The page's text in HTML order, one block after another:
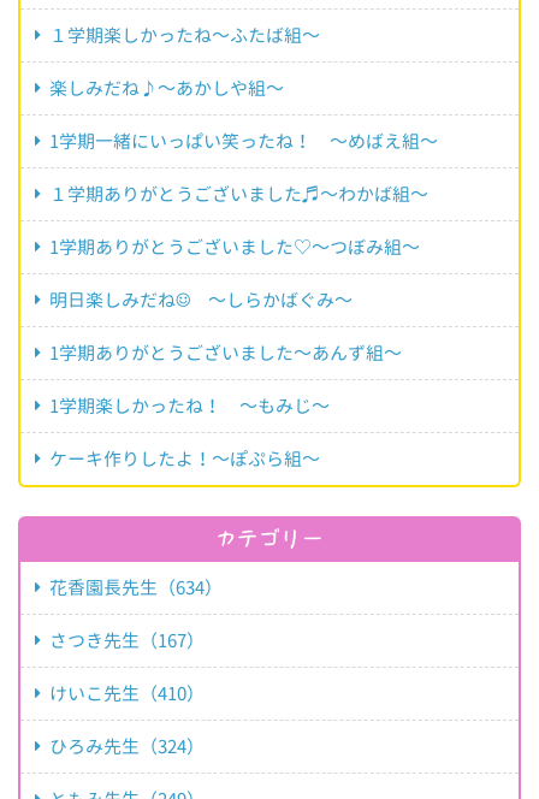
１学期楽しかったね～ふたば組～
楽しみだね♪～あかしや組～
1学期一緒にいっぱい笑ったね！ ～めばえ組～
１学期ありがとうございました♬～わかば組～
1学期ありがとうございました♡～つぼみ組～
明日楽しみだね☺ ～しらかばぐみ～
1学期ありがとうございました～あんず組～
1学期楽しかったね！ ～もみじ～
ケーキ作りしたよ！～ぽぷら組～
カテゴリー
花香園長先生（634）
さつき先生（167）
けいこ先生（410）
ひろみ先生（324）